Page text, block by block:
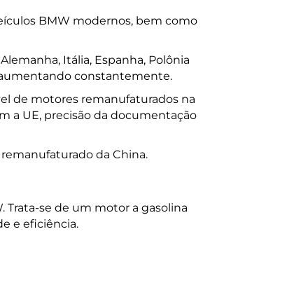
BMW modernos, bem como
Itália, Espanha, Polônia
constantemente.
de motores remanufaturados na
a UE, precisão da documentação
da China.
se de um motor a gasolina
e eficiência.